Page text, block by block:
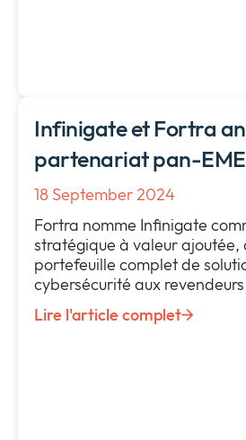
Infinigate et Fortra
partenariat pan-
18 September 2024
Fortra nomme Infinigate
stratégique à valeur
portefeuille complet de
cybersécurité aux
Lire l'article complet